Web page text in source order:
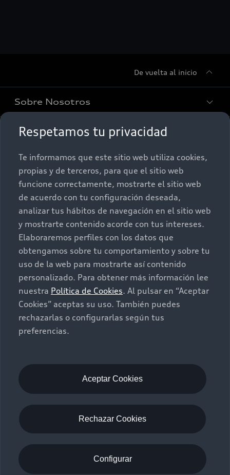
Respetamos tu privacidad
Te informamos que este sitio web utiliza cookies,
propias y de terceros, para que el sitio web
funcione correctamente, mostrarte el sitio web
de acuerdo con tu configuración deseada,
analizar tus hábitos de navegación en el sitio web
y mostrarte contenido acorde con tus intereses.
Elaboraremos perfiles con los datos que
obtengamos sobre tu comportamiento y sobre tu
uso de la web para mostrarte así contenido
personalizado. Para obtener más información lee
nuestra Política de Cookies. Al pulsar en “Aceptar
Cookies” aceptas su uso. También puedes
rechazarlas o configurarlas según tus
preferencias.
Aceptar Cookies
Rechazar Cookies
Configurar
De vuelta al inicio
Sobre Nosotros
Conócenos
Promociones
Nuestras Promociones
Postventa
Audi Aftersales
Autos Nuevos
Quiero un Audi nuevo
Seminuevos
Audi Certified :plus
Contacto
Contáctanos
Citas de servicio
Información de vehículo nuevo
©2025 Audi de México división de Volkswagen de
Utilizamos cookies para mejorar nuestro sitio
web y tu experiencia en línea. Al continuar
navegando en este sitio web, aceptas el uso de
Términos y Condiciones
Aviso de privacidad
Audi de México